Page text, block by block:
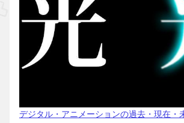
デジタル・アニメーションの過去・現在